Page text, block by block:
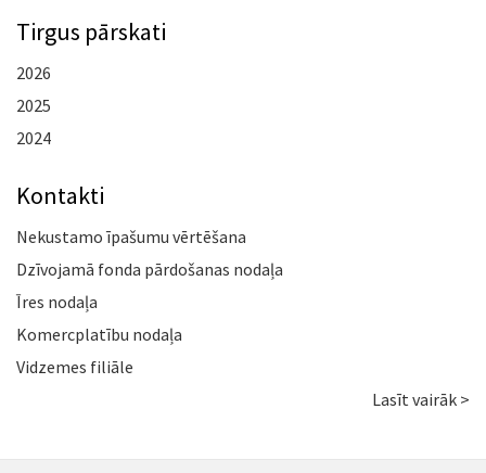
Tirgus pārskati
2026
2025
2024
Kontakti
Nekustamo īpašumu vērtēšana
Dzīvojamā fonda pārdošanas nodaļa
Īres nodaļa
Komercplatību nodaļa
Vidzemes filiāle
Lasīt vairāk >